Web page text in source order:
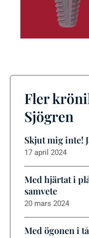
Fler
Sjögren
Skjut mig inte!
17 april 2024
Med hjärtat i
samvete
20 mars 2024
Med ögonen i